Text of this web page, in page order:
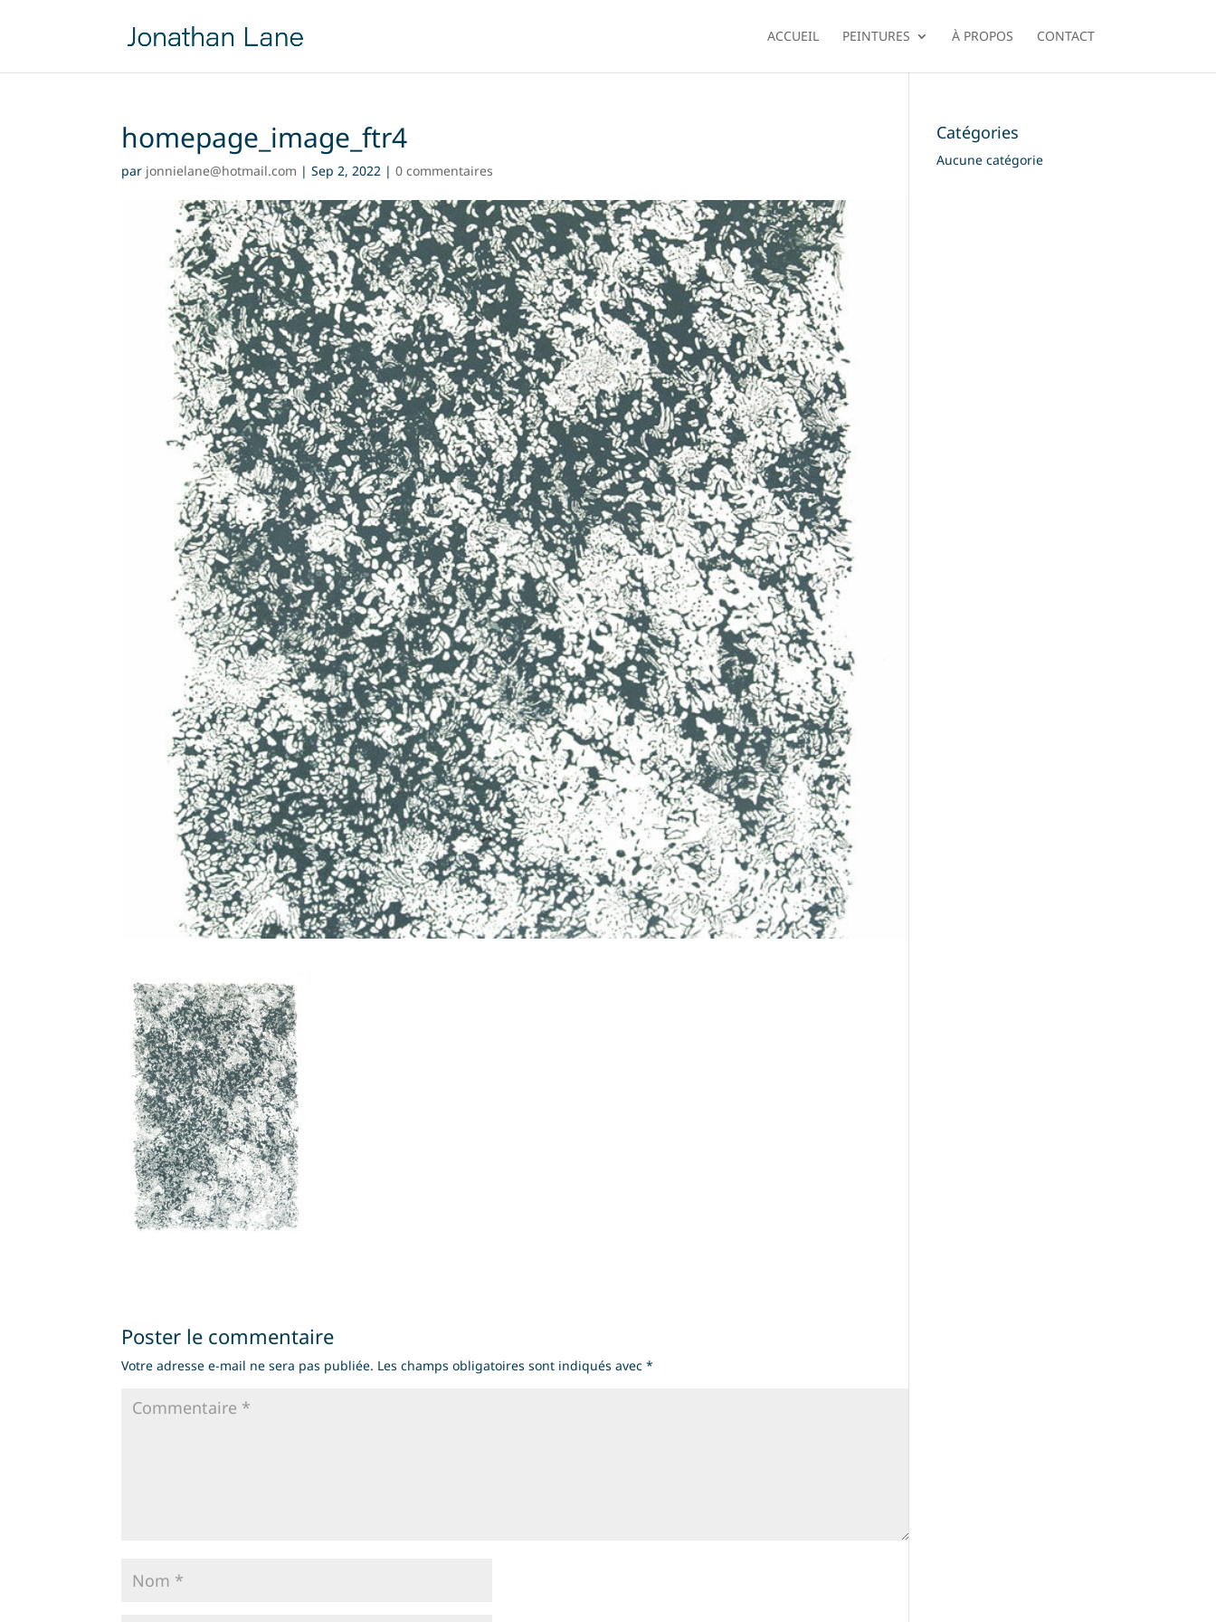
ACCUEIL PEINTURES À PROPOS CONTACT
homepage_image_ftr4
par jonnielane@hotmail.com |Sep 2, 2022 |0 commentaires
Poster le commentaire
Votre adresse e-mail ne sera pas publiée. Les champs obligatoires sont indiqués avec*
Catégories
Aucune catégorie